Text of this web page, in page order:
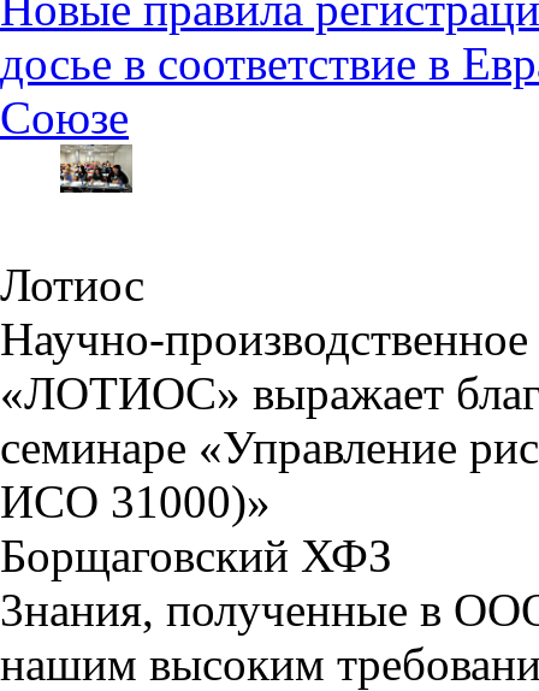
досье в соответствие в
Союзе
Лотиос
Научно-
«ЛОТИОС» выражает
семинаре «Управление
ИСО 31000)»
Борщаговский ХФЗ
3нания, полученные в
нашим высоким